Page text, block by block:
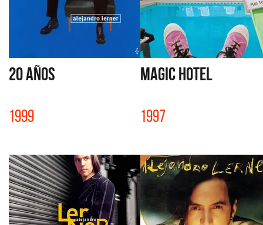
20 AÑOS
1999
MAGIC HOTEL
1997